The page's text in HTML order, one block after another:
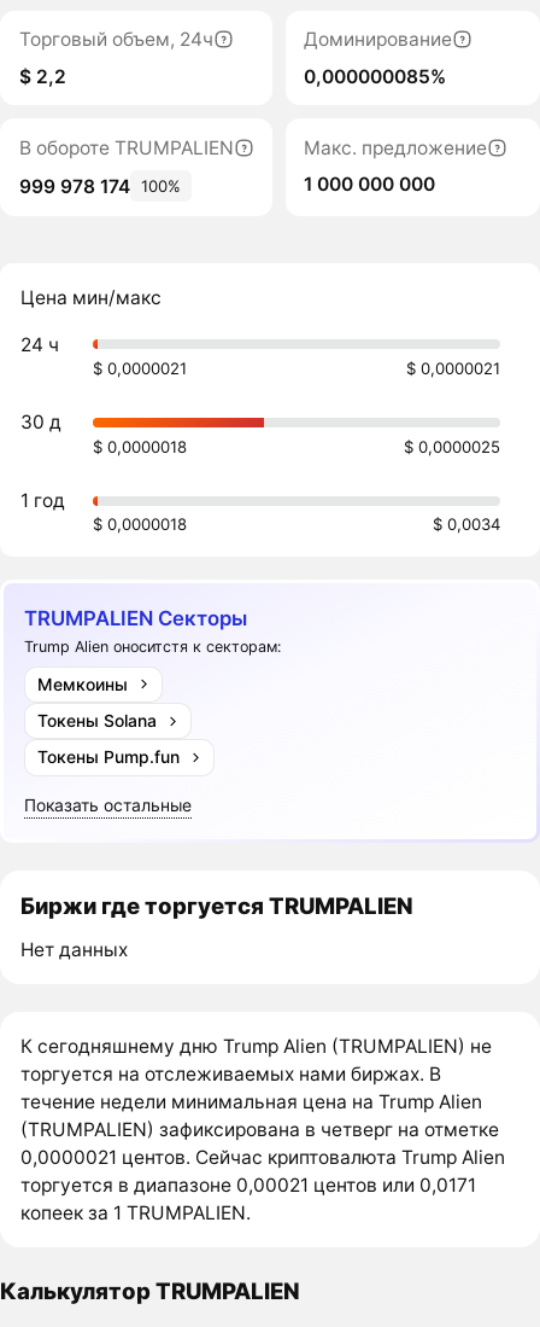
Торговый объем, 24ч
$ 2,2
Доминирование
0,000000085%
В обороте TRUMPALIEN
999 978 174 100%
Макс. предложение
1 000 000 000
Цена мин/макс
24 ч
$ 0,0000021 $ 0,0000021
30 д
$ 0,0000018 $ 0,0000025
1 год
$ 0,0000018 $ 0,0034
TRUMPALIEN Секторы
Trump Alien оноситстя к секторам:
Мемкоины
Токены Solana
Токены Pump.fun
Показать остальные
Биржи где торгуется TRUMPALIEN
Нет данных
К сегодняшнему дню Trump Alien (TRUMPALIEN) не
торгуется на отслеживаемых нами биржах. В
течение недели минимальная цена на Trump Alien
(TRUMPALIEN) зафиксирована в четверг на отметке
0,0000021 центов. Сейчас криптовалюта Trump Alien
торгуется в диапазоне 0,00021 центов или 0,0171
копеек за 1 TRUMPALIEN.
Калькулятор TRUMPALIEN